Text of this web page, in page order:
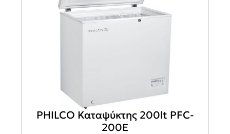
PHILCO Καταψύκτης 200lt PFC-
200E